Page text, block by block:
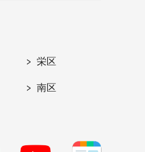
栄区
南区